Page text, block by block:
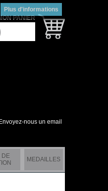
PANIER
nous un email
DE
MEDAILLES
Plus d'informations